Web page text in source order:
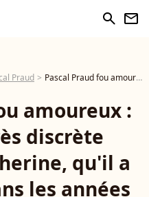
search newsletter
Praud Pascal Praud fou amoureux : qui est sa très discrète compagne Catherine, qu'il a rencontrée "dans les années 80" ?
amoureux :
discrète
qu'il a
les années